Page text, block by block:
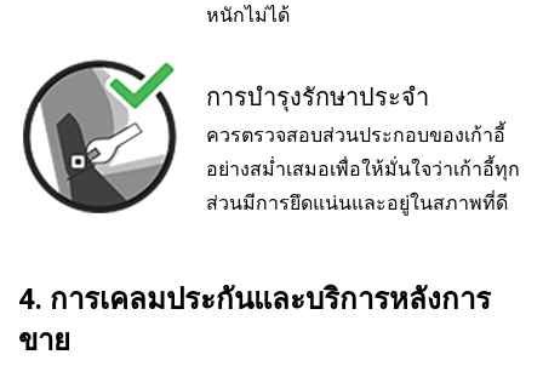
หนักไม่ได้
การบำรุงรักษาประจำ
ควรตรวจสอบส่วนประกอบของเก้าอี้
อย่างสม่ำเสมอเพื่อให้มั่นใจว่าเก้าอี้ทุก
ส่วนมีการยึดแน่นและอยู่ในสภาพที่ดี
4. การเคลมประกันและบริการหลังการ
ขาย